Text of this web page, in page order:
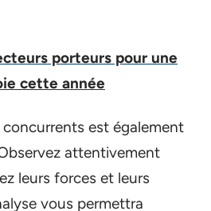
porteurs pour une
cette année
est également
attentivement
leurs forces et leurs
vous permettra